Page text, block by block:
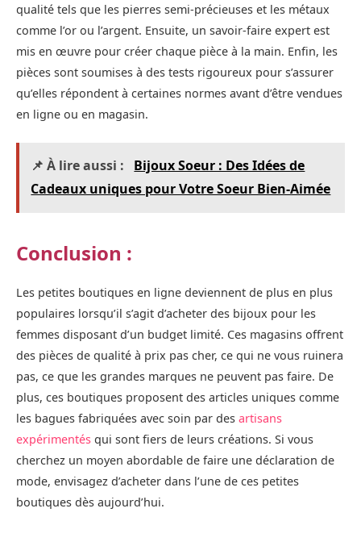
qualité tels que les pierres semi-précieuses et les métaux
comme l’or ou l’argent. Ensuite, un savoir-faire expert est
mis en œuvre pour créer chaque pièce à la main. Enfin, les
pièces sont soumises à des tests rigoureux pour s’assurer
qu’elles répondent à certaines normes avant d’être vendues
en ligne ou en magasin.
📌 À lire aussi :
Bijoux Soeur : Des Idées de
Cadeaux uniques pour Votre Soeur Bien-Aimée
Conclusion :
Les petites boutiques en ligne deviennent de plus en plus
populaires lorsqu’il s’agit d’acheter des bijoux pour les
femmes disposant d’un budget limité. Ces magasins offrent
des pièces de qualité à prix pas cher, ce qui ne vous ruinera
pas, ce que les grandes marques ne peuvent pas faire. De
plus, ces boutiques proposent des articles uniques comme
les bagues fabriquées avec soin par des artisans
expérimentés qui sont fiers de leurs créations. Si vous
cherchez un moyen abordable de faire une déclaration de
mode, envisagez d’acheter dans l’une de ces petites
boutiques dès aujourd’hui.